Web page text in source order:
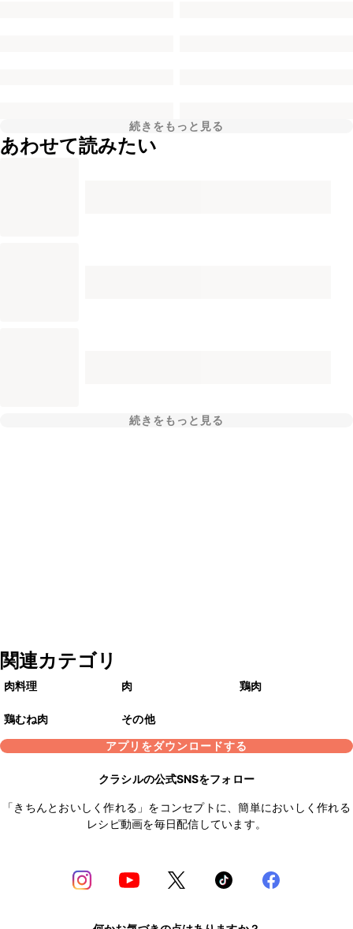
続きをもっと見る
あわせて読みたい
続きをもっと見る
関連カテゴリ
肉料理 肉 鶏肉
鶏むね肉
その他
アプリをダウンロードする
クラシルの公式SNSをフォロー
「きちんとおいしく作れる」をコンセプトに、簡単においしく作れる
レシピ動画を毎日配信しています。